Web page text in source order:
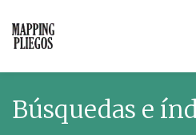
Búsquedas e